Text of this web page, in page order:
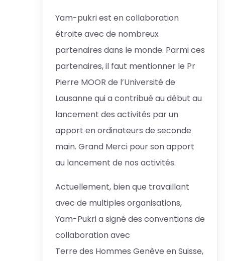
Yam-pukri est en collaboration
étroite avec de nombreux
partenaires dans le monde. Parmi ces
partenaires, il faut mentionner le Pr
Pierre MOOR de l’Université de
Lausanne qui a contribué au début au
lancement des activités par un
apport en ordinateurs de seconde
main. Grand Merci pour son apport
au lancement de nos activités.
Actuellement, bien que travaillant
avec de multiples organisations,
Yam-Pukri a signé des conventions de
collaboration avec
Terre des Hommes Genève en Suisse,